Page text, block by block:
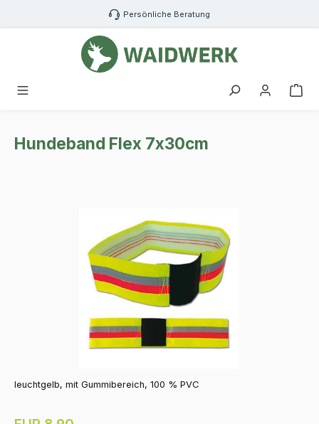
Zum Hauptinhalt springen Persönliche Beratung
Hundeband Flex 7x30cm
leuchtgelb, mit Gummibereich, 100 % PVC
Regulärer Preis: